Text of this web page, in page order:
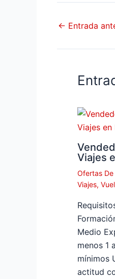
← Entrada
Viajes
Ofertas De
Viajes,
Medio
menos 1
mínimos
actitud